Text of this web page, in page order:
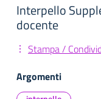
Interpello
docente
Stampa /
Argomenti